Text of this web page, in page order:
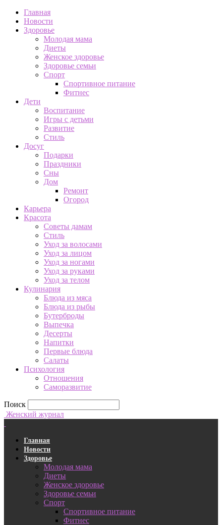
Главная
Новости
Здоровье
Молодая мама
Диеты
Женское здоровье
Здоровье семьи
Спорт
Спортивное питание
Фитнес
Дети
Воспитание
Игры с детьми
Развитие
Стиль
Досуг
Подарки
Праздники
Сны
Дом
Ремонт
Огород
Карьера
Красота
Советы дамам
Стиль
Уход за волосами
Уход за лицом
Уход за ногами
Уход за руками
Уход за телом
Кулинария
Блюда из мяса
Блюда из рыбы
Бутерброды
Выпечка
Десерты
Напитки
Первые блюда
Салаты
Психология
Отношения
Саморазвитие
Поиск
Женский журнал
Главная
Новости
Здоровье
Молодая мама
Диеты
Женское здоровье
Здоровье семьи
Спорт
Спортивное питание
Фитнес